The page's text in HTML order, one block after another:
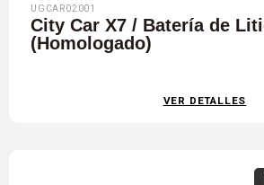
UGCAR02001
City Car X7 / Batería de
(Homologado)
VER DETALLES